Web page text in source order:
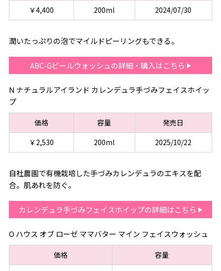
￥4,400
200ml 2024/07/30
潤いたっぷりの泡でマイルドピーリングもできる。
ABC-Gピールウォッシュの詳細・購入はこちら
N ナチュラルアイランド カレンデュラ手づみフェイスホイッ
プ
価格 容量
発売日
￥2,530
200ml 2025/10/22
自社農園で有機栽培した手づみカレンデュラのエキスを配
合。肌あれを防ぐ。
カレンデュラ手づみフェイスホイップの詳細はこちら
O ハウス オブ ローゼ ママバター マイン フェイスウォッシュ
価格
容量